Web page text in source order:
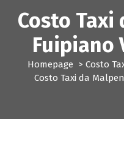
Costo Taxi
Fuipiano
Homepage > Costo
Costo Taxi da